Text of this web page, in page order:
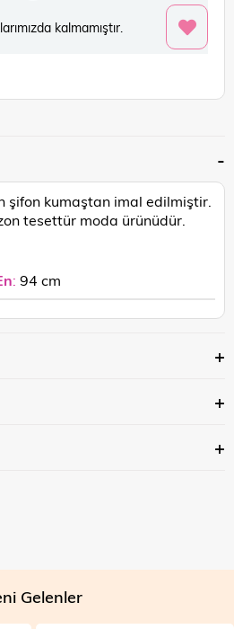
kalmamıştır.
şifon kumaştan imal edilmiştir.
tesettür moda ürünüdür.
: 94 cm
Gelenler